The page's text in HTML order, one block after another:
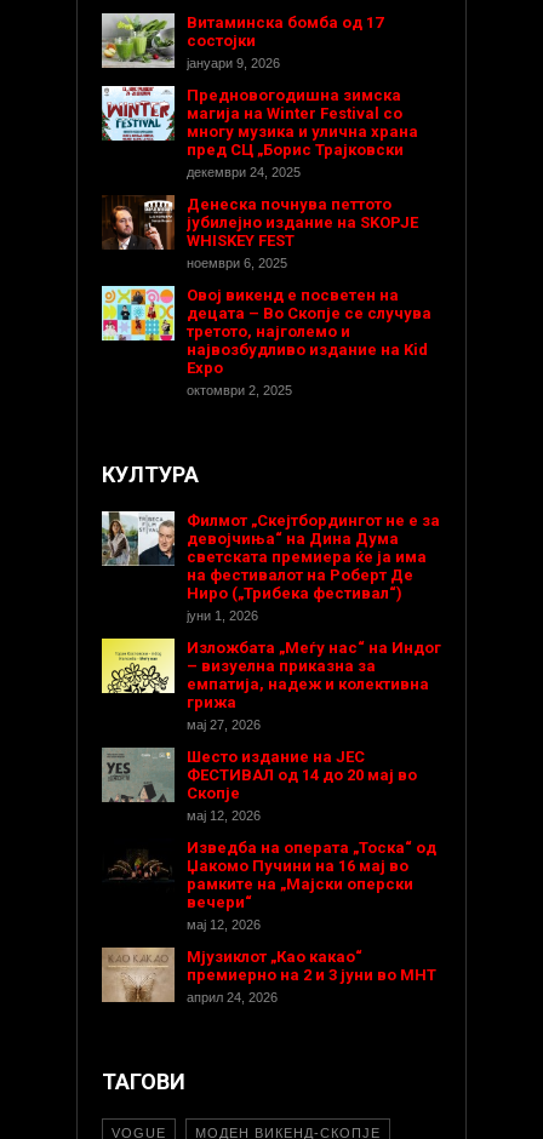
Витаминска бомба од 17
состојки
јануари 9, 2026
Предновогодишнa зимска
магија на Winter Festival со
многу музика и улична храна
пред СЦ „Борис Трајковски
декември 24, 2025
Денеска почнува петтото
јубилејно издание на SKOPJE
WHISKEY FEST
ноември 6, 2025
Овој викенд е посветен на
децата – Во Скопје се случува
третото, најголемо и
највозбудливо издание на Kid
Expo
октомври 2, 2025
КУЛТУРА
Филмот „Скејтбордингот не е за
девојчиња“ на Дина Дума
светската премиера ќе ја има
на фестивалот на Роберт Де
Ниро („Трибека фестивал“)
јуни 1, 2026
Изложбата „Меѓу нас“ на Индог
– визуелна приказна за
емпатија, надеж и колективна
грижа
мај 27, 2026
Шесто издание на ЈЕС
ФЕСТИВАЛ од 14 до 20 мај во
Скопје
мај 12, 2026
Изведба на операта „Тоска“ од
Џакомо Пучини на 16 мај во
рамките на „Мајски оперски
вечери“
мај 12, 2026
Мјузиклот „Као какао“
премиерно на 2 и 3 јуни во МНТ
април 24, 2026
ТАГОВИ
VOGUE МОДЕН ВИКЕНД-СКОПЈЕ